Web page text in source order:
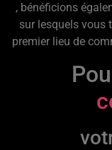
, bénéficions
sur lesquels vous
premier lieu de